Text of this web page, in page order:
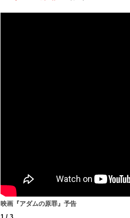
映画『アダムの原罪』予告
1 / 3